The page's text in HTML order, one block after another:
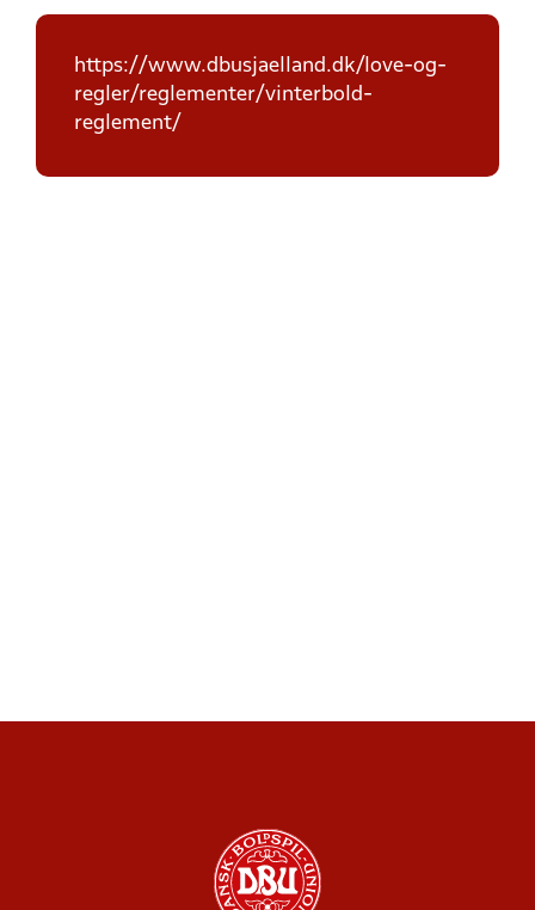
https://www.dbusjaelland.dk/love-og-
regler/reglementer/vinterbold-
reglement/